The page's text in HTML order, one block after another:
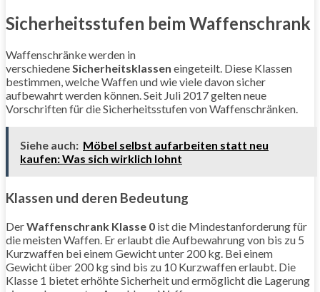
Sicherheitsstufen beim Waffenschrank
Waffenschränke werden in
verschiedeneSicherheitsklassen eingeteilt. Diese Klassen
bestimmen, welche Waffen und wie viele davon sicher
aufbewahrt werden können. Seit Juli 2017 gelten neue
Vorschriften für die Sicherheitsstufen von Waffenschränken.
Siehe auch: Möbel selbst aufarbeiten statt neu
kaufen: Was sich wirklich lohnt
Klassen und deren Bedeutung
DerWaffenschrank Klasse 0 ist die Mindestanforderung für
die meisten Waffen. Er erlaubt die Aufbewahrung von bis zu 5
Kurzwaffen bei einem Gewicht unter 200 kg. Bei einem
Gewicht über 200 kg sind bis zu 10 Kurzwaffen erlaubt. Die
Klasse 1 bietet erhöhte Sicherheit und ermöglicht die Lagerung